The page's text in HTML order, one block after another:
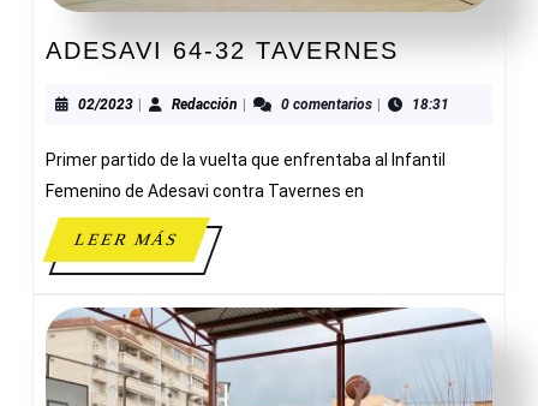
ADESAVI 64-32 TAVERNES
32
02/202302/2023
| Redacción Redacción
| 0 comentarios | 18:31
Primer partido de la vuelta que enfrentaba al Infantil
Femenino de Adesavi contra Tavernes en
LEER MÁSLEER
MÁS